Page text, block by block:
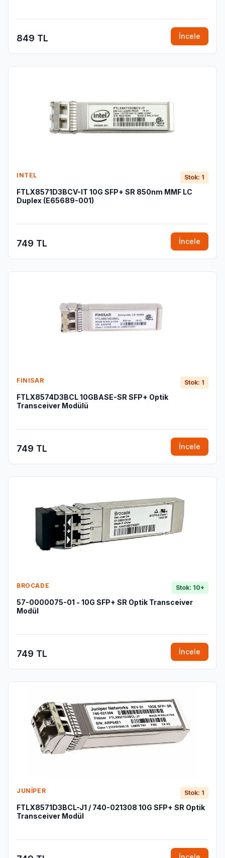
849 TL İncele
INTEL Stok: 1
FTLX8571D3BCV-IT 10G SFP+ SR 850nm MMF LC
Duplex (E65689-001)
749 TL İncele
FINISAR Stok: 1
FTLX8574D3BCL 10GBASE-SR SFP+ Optik
Transceiver Modülü
749 TL İncele
BROCADE Stok: 10+
57-0000075-01 - 10G SFP+ SR Optik Transceiver
Modül
749 TL İncele
JUNIPER Stok: 1
FTLX8571D3BCL-J1 / 740-021308 10G SFP+ SR Optik
Transceiver Modül